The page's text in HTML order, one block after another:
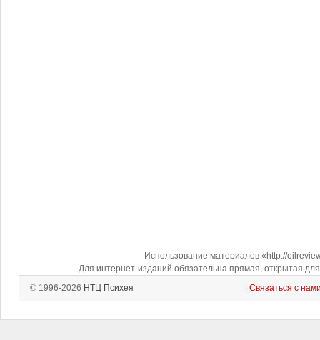
Использование материалов «http://
Для интернет-изданий обязательна прямая, открытая
© 1996-2026 НТЦ Психея Связаться с